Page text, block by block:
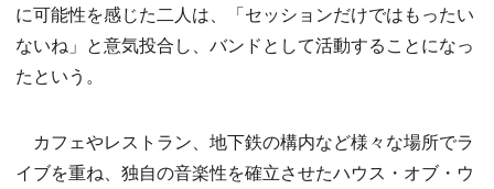
に可能性を感じた二人は、「セッションだけではもったい
ないね」と意気投合し、バンドとして活動することになっ
たという。
カフェやレストラン、地下鉄の構内など様々な場所でラ
イブを重ね、独自の音楽性を確立させたハウス・オブ・ウ